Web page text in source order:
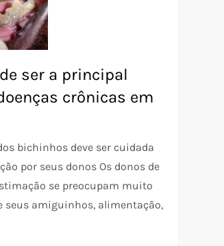
ser a principal
crônicas em
bichinhos deve ser cuidada
por seus donos Os donos de
se preocupam muito
seus amiguinhos, alimentação,